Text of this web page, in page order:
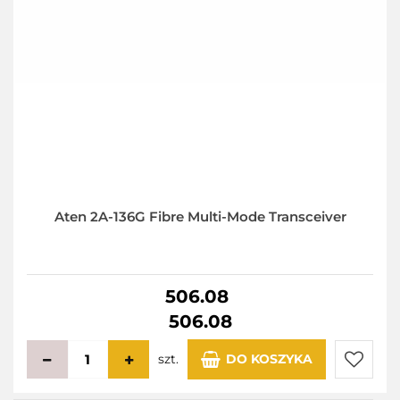
Aten 2A-136G Fibre Multi-Mode Transceiver
506.08
506.08
szt. DO KOSZYKA